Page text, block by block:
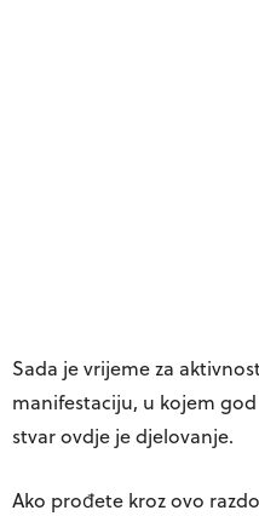
Sada je vrijeme za
manifestaciju, u kojem
stvar ovdje je djelovanje.
Ako prođete kroz ovo